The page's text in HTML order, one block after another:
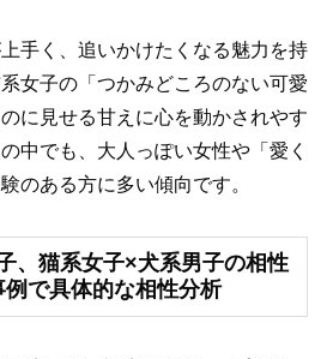
手く、追いかけたくなる魅力を持
女子の「つかみどころのない可愛
に見せる甘えに心を動かされやす
中でも、大人っぽい女性や「愛く
のある方に多い傾向です。
、猫系女子×犬系男子の相性
で具体的な相性分析